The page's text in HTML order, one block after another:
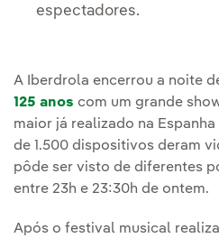
espectadores.
A Iberdrola encerrou a noite
125 anos com um grande
maior já realizado na
de 1.500 dispositivos deram
pôde ser visto de diferentes
entre 23h e 23:30h de ontem.
Após o festival musical